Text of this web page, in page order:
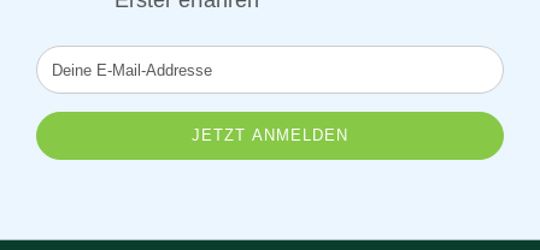
Deine
E-
Mail-
Addresse